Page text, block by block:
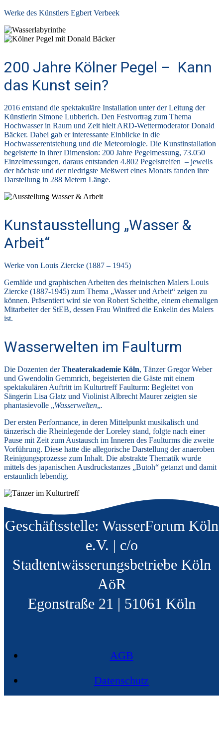
Werke des Künstlers Egbert Verbeek
200 Jahre Kölner Pegel – Kann
das Kunst sein?
2016 entstand die spektakuläre Installation unter der Leitung der
Künstlerin Simone Lubberich. Den Festvortrag zum Thema
Hochwasser in Raum und Zeit hielt ARD-Wettermoderator Donald
Bäcker. Dabei gab er interessante Einblicke in die
Hochwasserentstehung und die Meteorologie. Die Kunstinstallation
begeisterte in ihrer Dimension: 200 Jahre Pegelmessung, 73.050
Einzelmessungen, daraus entstanden 4.802 Pegelstreifen – jeweils
der höchste und der niedrigste Meßwert eines Monats fanden ihre
Darstellung in 288 Metern Länge.
Kunstausstellung „Wasser &
Arbeit“
Werke von Louis Ziercke (1887 – 1945)
Gemälde und graphischen Arbeiten des rheinischen Malers Louis
Ziercke (1887-1945) zum Thema „Wasser und Arbeit“ zeigen zu
können. Präsentiert wird sie von Robert Scheithe, einem ehemaligen
Mitarbeiter der StEB, dessen Frau Winifred die Enkelin des Malers
ist.
Wasserwelten im Faulturm
Die Dozenten derTheaterakademie Köln, Tänzer Gregor Weber
und Gwendolin Gemmrich, begeisterten die Gäste mit einem
spektakulären Auftritt im Kulturtreff Faulturm: Begleitet von
Sängerin Lisa Glatz und Violinist Albrecht Maurer zeigten sie
phantasievolle „Wasserwelten„.
Der ersten Performance, in deren Mittelpunkt musikalisch und
tänzerisch die Rheinlegende der Loreley stand, folgte nach einer
Pause mit Zeit zum Austausch im Inneren des Faulturms die zweite
Vorführung. Diese hatte die allegorische Darstellung der anaeroben
Reinigungsprozesse zum Inhalt. Die abstrakte Thematik wurde
mittels des japanischen Ausdruckstanzes „Butoh“ getanzt und damit
erstaunlich lebendig.
Geschäftsstelle: WasserForum Köln
e.V. | c/o
Stadtentwässerungsbetriebe Köln
AöR
Egonstraße 21 | 51061 Köln
AGB
Datenschutz